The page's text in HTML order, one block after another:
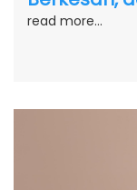
read more...